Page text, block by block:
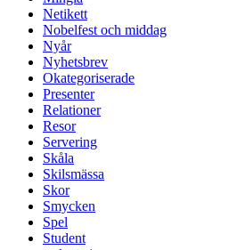
Netikett
Nobelfest och middag
Nyår
Nyhetsbrev
Okategoriserade
Presenter
Relationer
Resor
Servering
Skåla
Skilsmässa
Skor
Smycken
Spel
Student